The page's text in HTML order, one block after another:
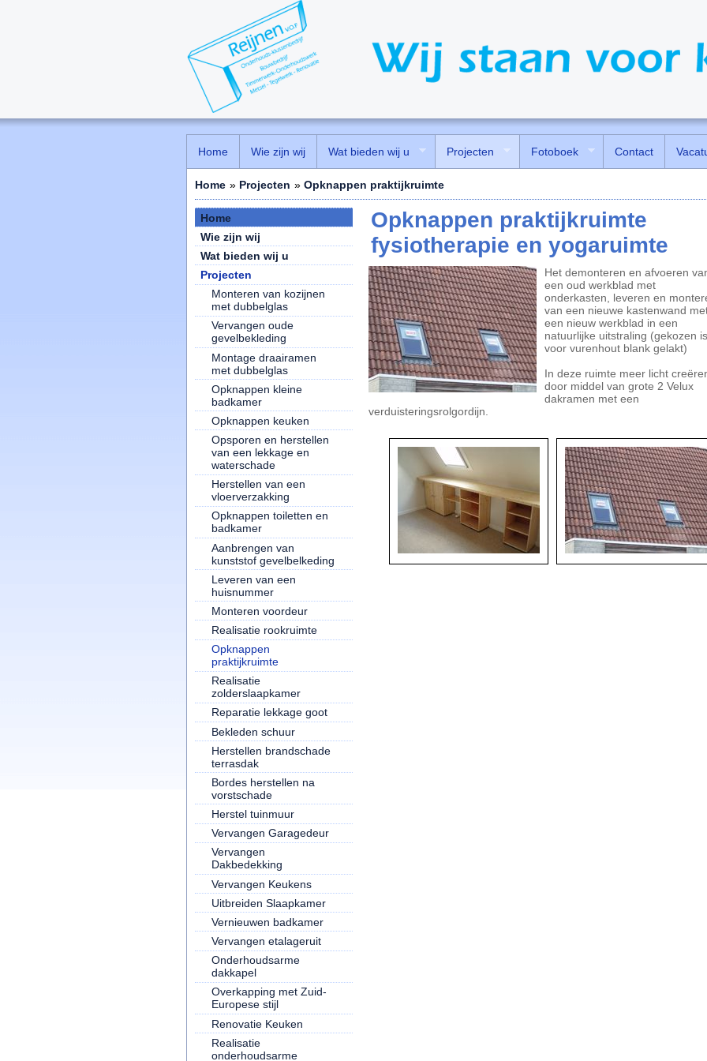
Home » Projecten » Opknappen praktijkruimte
Home
Wie zijn wij
Wat bieden wij u
Projecten
Monteren van kozijnen
met dubbelglas
Vervangen oude
gevelbekleding
Montage draairamen
met dubbelglas
Opknappen kleine
badkamer
Opknappen keuken
Opsporen en herstellen
van een lekkage en
waterschade
Herstellen van een
vloerverzakking
Opknappen toiletten en
badkamer
Aanbrengen van
kunststof gevelbelkeding
Leveren van een
huisnummer
Monteren voordeur
Realisatie rookruimte
Opknappen
praktijkruimte
Realisatie
zolderslaapkamer
Reparatie lekkage goot
Bekleden schuur
Herstellen brandschade
terrasdak
Bordes herstellen na
vorstschade
Herstel tuinmuur
Vervangen Garagedeur
Vervangen
Dakbedekking
Vervangen Keukens
Uitbreiden Slaapkamer
Vernieuwen badkamer
Vervangen etalageruit
Onderhoudsarme
dakkapel
Overkapping met Zuid-
Europese stijl
Renovatie Keuken
Realisatie
onderhoudsarme
Opknappen praktijkruimte
fysiotherapie en yogaruimte
Het demonteren en afvoeren
een oud werkblad met
onderkasten, leveren en
van een nieuwe kastenwand
een nieuw werkblad in een
natuurlijke uitstraling (gekozen is
voor vurenhout blank gelakt)
In deze ruimte meer licht
door middel van grote 2 Velux
dakramen met een
verduisteringsrolgordijn.
Home Wie zijn wij Wat bieden wij u Projecten Fotoboek Contact